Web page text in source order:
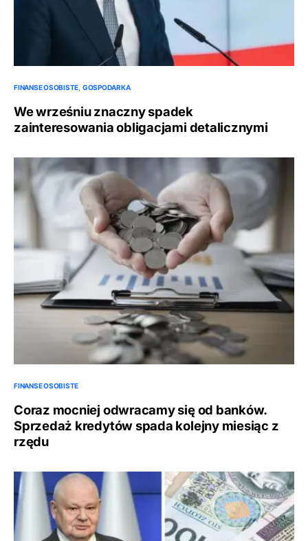
FINANSE OSOBISTE GOSPODARKA
We wrześniu znaczny spadek
zainteresowania obligacjami detalicznymi
FINANSE OSOBISTE
Coraz mocniej odwracamy się od banków.
Sprzedaż kredytów spada kolejny miesiąc z
rzędu